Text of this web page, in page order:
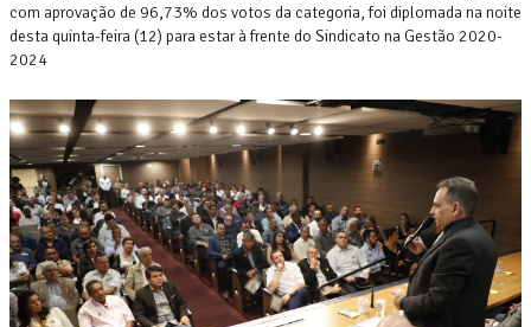
com aprovação de 96,73% dos votos da categoria, foi diplomada na noite
desta quinta-feira (12) para estar à frente do Sindicato na Gestão 2020-
2024